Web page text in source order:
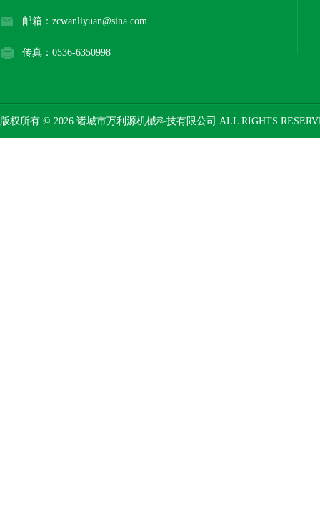
邮箱：zcwanliyuan@sina.com
传真：0536-6350998
版权所有 © 2026 诸城市万利源机械科技有限公司 ALL RIGHTS